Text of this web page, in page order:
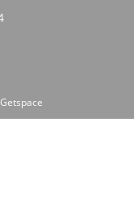
Getspace